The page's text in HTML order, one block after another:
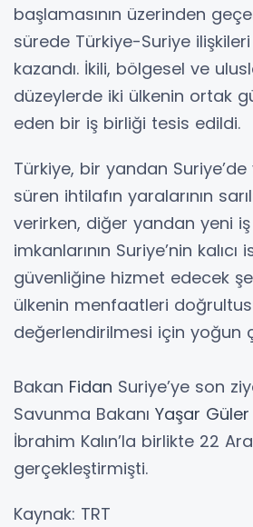
başlamasının üzerinden
sürede Türkiye-Suriye
kazandı. İkili, bölgesel ve
düzeylerde iki ülkenin ortak
eden bir iş birliği tesis edildi.
Türkiye, bir yandan Suriye’de
süren ihtilafın yaralarının
verirken, diğer yandan yeni
imkanlarının Suriye’nin kalıcı
güvenliğine hizmet edecek
ülkenin menfaatleri
değerlendirilmesi için yoğun
Bakan Fidan Suriye’ye son
Savunma Bakanı Yaşar Güler
İbrahim Kalın’la birlikte 22
gerçekleştirmişti.
Kaynak: TRT